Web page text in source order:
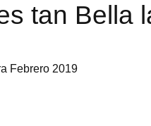
tan Bella
Febrero 2019